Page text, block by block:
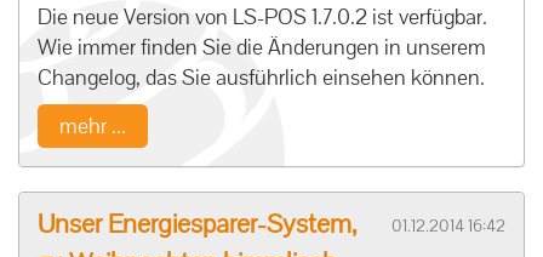
Die neue Version von LS-POS 1.7.0.2 ist verfügbar.
Wie immer finden Sie die Änderungen in unserem
Changelog, das Sie ausführlich einsehen können.
mehr ...
Unser Energiesparer-System,
01.12.2014 16:42